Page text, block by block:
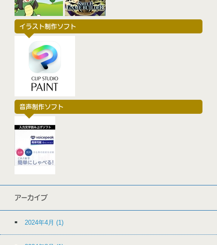
イラスト制作ソフト
音声制作ソフト
アーカイブ
2024年4月 (1)